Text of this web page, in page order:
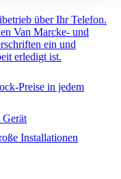
über Ihr Telefon.
Van Marcke- und
ein und
erledigt ist.
Preise in jedem
Installationen